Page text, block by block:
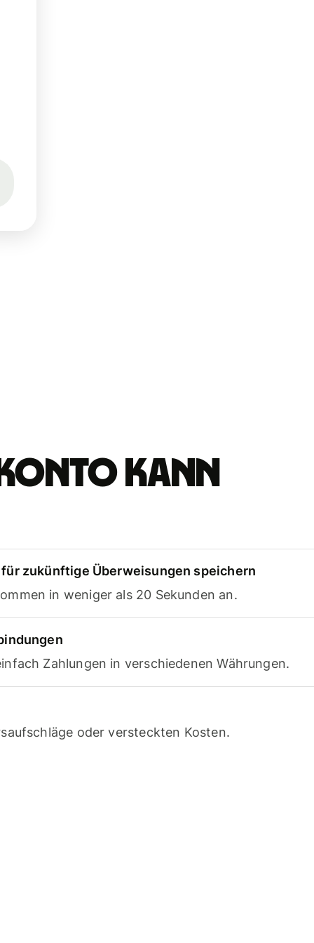
Konto kann
zukünftige Überweisungen speichern
in weniger als 20 Sekunden an.
Zahlungen in verschiedenen Währungen.
oder versteckten Kosten.